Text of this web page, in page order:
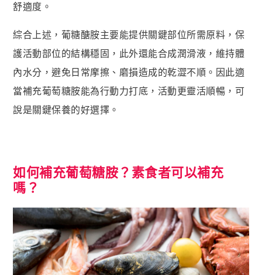
舒適度。
綜合上述，葡糖醣胺主要能提供關鍵部位所需原料，保
護活動部位的結構穩固，此外還能合成潤滑液，維持體
內水分，避免日常摩擦、磨損造成的乾澀不順。因此適
當補充葡萄糖胺能為行動力打底，活動更靈活順暢，可
說是關鍵保養的好選擇。
如何補充葡萄糖胺？素食者可以補充
嗎？